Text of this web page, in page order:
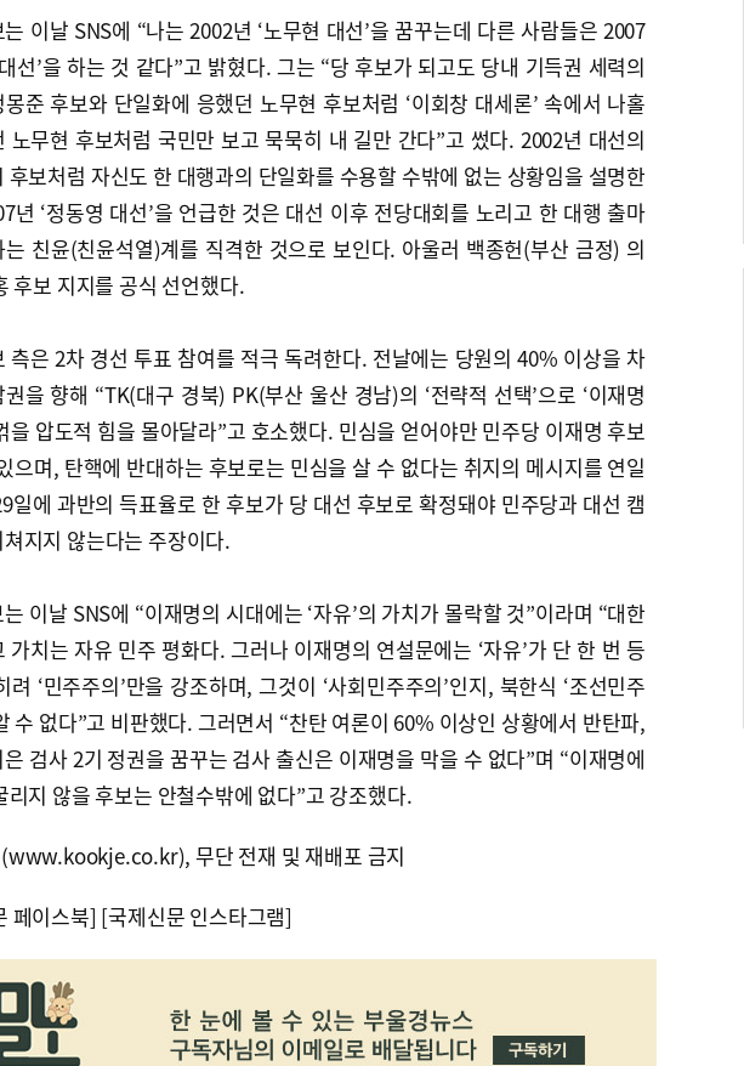
이날 SNS에 “나는 2002년 ‘노무현 대선’을 꿈꾸는데 다른 사람들은 2007
선’을 하는 것 같다”고 밝혔다. 그는 “당 후보가 되고도 당내 기득권 세력의
준 후보와 단일화에 응했던 노무현 후보처럼 ‘이회창 대세론’ 속에서 나홀
노무현 후보처럼 국민만 보고 묵묵히 내 길만 간다”고 썼다. 2002년 대선의
후보처럼 자신도 한 대행과의 단일화를 수용할 수밖에 없는 상황임을 설명한
년 ‘정동영 대선’을 언급한 것은 대선 이후 전당대회를 노리고 한 대행 출마
친윤(친윤석열)계를 직격한 것으로 보인다. 아울러 백종헌(부산 금정) 의
후보 지지를 공식 선언했다.
측은 2차 경선 투표 참여를 적극 독려한다. 전날에는 당원의 40% 이상을 차
을 향해 “TK(대구 경북) PK(부산 울산 경남)의 ‘전략적 선택’으로 ‘이재명
을 압도적 힘을 몰아달라”고 호소했다. 민심을 얻어야만 민주당 이재명 후보
으며, 탄핵에 반대하는 후보로는 민심을 살 수 없다는 취지의 메시지를 연일
일에 과반의 득표율로 한 후보가 당 대선 후보로 확정돼야 민주당과 대선 캠
지지 않는다는 주장이다.
이날 SNS에 “이재명의 시대에는 ‘자유’의 가치가 몰락할 것”이라며 “대한
가치는 자유 민주 평화다. 그러나 이재명의 연설문에는 ‘자유’가 단 한 번 등
려 ‘민주주의’만을 강조하며, 그것이 ‘사회민주주의’인지, 북한식 ‘조선민주
수 없다”고 비판했다. 그러면서 “찬탄 여론이 60% 이상인 상황에서 반탄파,
검사 2기 정권을 꿈꾸는 검사 출신은 이재명을 막을 수 없다”며 “이재명에
리지 않을 후보는 안철수밖에 없다”고 강조했다.
무단 전재 및 재배포 금지
페이스북] [국제신문 인스타그램]